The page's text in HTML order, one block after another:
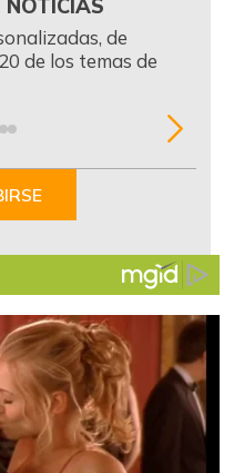
NOTICIAS
de
de los temas de